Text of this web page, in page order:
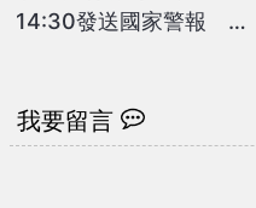
14:30發送國家警報 預
我要留言